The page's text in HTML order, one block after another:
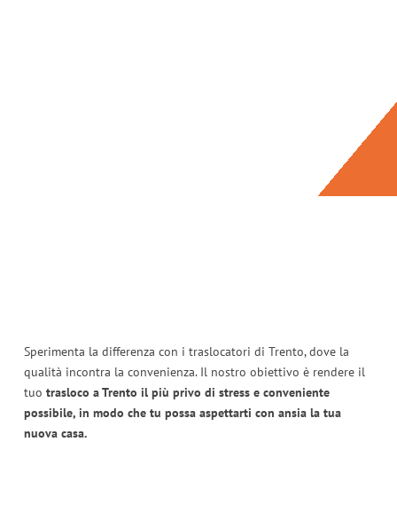
Sperimenta la differenza con i traslocatori di Trento, dove la
qualità incontra la convenienza. Il nostro obiettivo è rendere il
tuo trasloco a Trento il più privo di stress e conveniente
possibile, in modo che tu possa aspettarti con ansia la tua
nuova casa.